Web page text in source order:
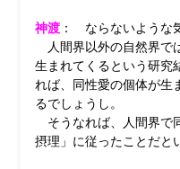
神渡： ならないような
人間界以外の自然界で
生まれてくるという研究
れば、同性愛の個体が生
るでしょうし。
そうなれば、人間界で
摂理」に従ったことだと